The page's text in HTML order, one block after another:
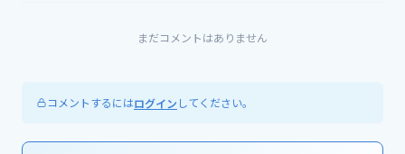
まだコメントはありません
コメントするにはログイン してください。